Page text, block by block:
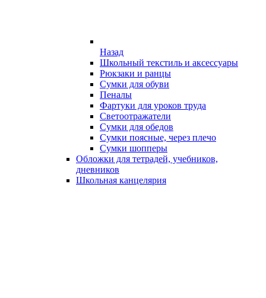
Назад
Школьный текстиль и аксессуары
Рюкзаки и ранцы
Сумки для обуви
Пеналы
Фартуки для уроков труда
Светоотражатели
Сумки для обедов
Сумки поясные, через плечо
Сумки шопперы
Обложки для тетрадей, учебников,
дневников
Школьная канцелярия